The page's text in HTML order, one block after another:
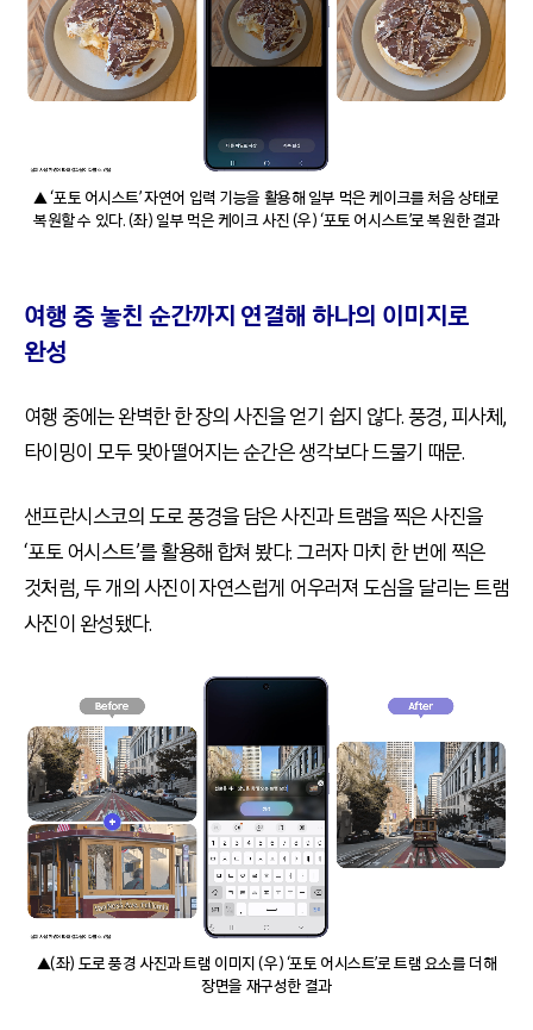
▲ ‘포토 어시스트’ 자연어 입력 기능을 활용해 일부 먹은 케이크를 처음 상태로
복원할 수 있다. (좌) 일부 먹은 케이크 사진 (우) ‘포토 어시스트’로 복원한 결과
여행 중 놓친 순간까지 연결해 하나의 이미지로
완성
여행 중에는 완벽한 한 장의 사진을 얻기 쉽지 않다. 풍경, 피사체,
타이밍이 모두 맞아떨어지는 순간은 생각보다 드물기 때문.
샌프란시스코의 도로 풍경을 담은 사진과 트램을 찍은 사진을
‘포토 어시스트’를 활용해 합쳐 봤다. 그러자 마치 한 번에 찍은
것처럼, 두 개의 사진이 자연스럽게 어우러져 도심을 달리는 트램
사진이 완성됐다.
▲(좌) 도로 풍경 사진과 트램 이미지 (우) ‘포토 어시스트’로 트램 요소를 더해
장면을 재구성한 결과